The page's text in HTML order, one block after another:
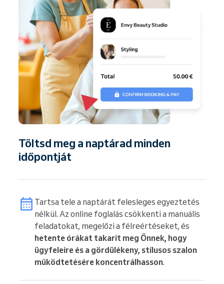
Töltsd meg a naptárad minden
időpontját
Tartsa tele a naptárát felesleges egyeztetés
nélkül. Az online foglalás csökkenti a manuális
feladatokat, megelőzi a félreértéseket, és
hetente órákat takarít meg Önnek, hogy
ügyfeleire és a gördülékeny, stílusos szalon
működtetésére koncentrálhasson.